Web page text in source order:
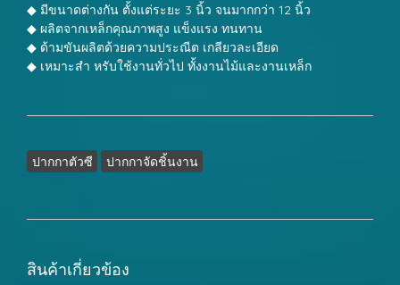
◆ มีขนาดต่างกัน ตั้งแต่ระยะ 3 นิ้ว จนมากกว่า 12 นิ้ว
◆ ผลิตจากเหล็กคุณภาพสูง แข็งแรง ทนทาน
◆ ด้ามขันผลิตด้วยความประณีต เกลียวละเอียด
◆ เหมาะสำ หรับใช้งานทั่วไป ทั้งงานไม้และงานเหล็ก
ปากกาตัวซี ปากกาจัดชิ้นงาน
สินค้าเกี่ยวข้อง